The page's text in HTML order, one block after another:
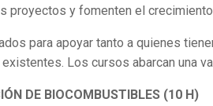
proyectos y fomenten el
para apoyar tanto a quienes
Los cursos abarcan una
DE BIOCOMBUSTIBLES (10 H)